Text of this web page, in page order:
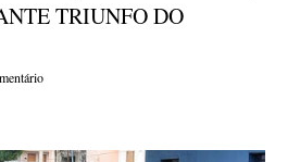
TRIUNFO DO